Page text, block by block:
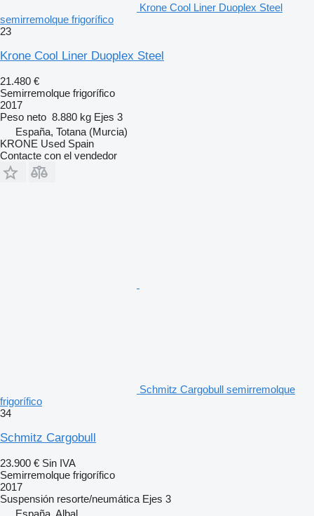
Krone Cool Liner Duoplex Steel
semirremolque frigorífico
23
Krone Cool Liner Duoplex Steel
21.480 €
Semirremolque frigorífico
2017
Peso neto 8.880 kg Ejes 3
España, Totana (Murcia)
KRONE Used Spain
Contacte con el vendedor
Schmitz Cargobull semirremolque
frigorífico
34
Schmitz Cargobull
23.900 € Sin IVA
Semirremolque frigorífico
2017
Suspensión resorte/neumática Ejes 3
España, Albal